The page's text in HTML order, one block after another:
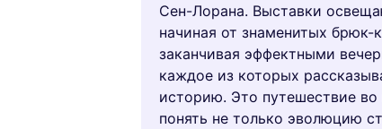
Сен-Лорана. Выставки
начиная от знаменитых брюк-
заканчивая эффектными
каждое из которых
историю. Это путешествие во
понять не только эволюцию